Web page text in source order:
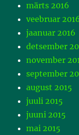
märts 2016
veebruar
jaanuar 2016
detsember
november
september
august 2015
juuli 2015
juuni 2015
mai 2015